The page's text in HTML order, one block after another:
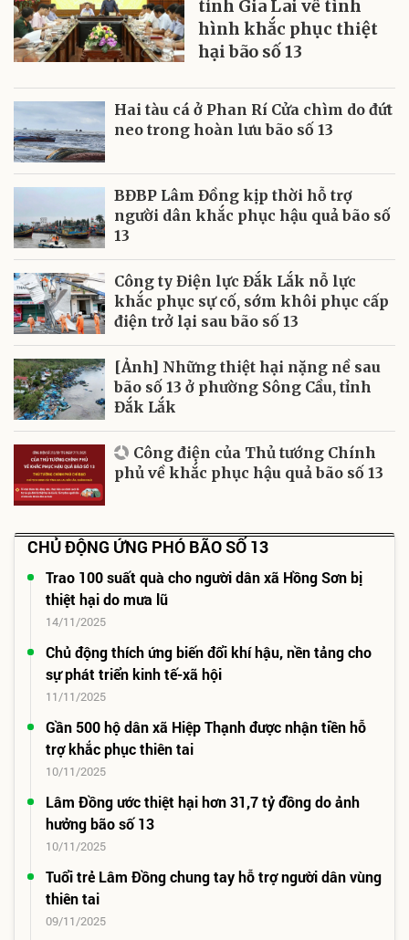
tỉnh Gia Lai về tình
hình khắc phục thiệt
hại bão số 13
Hai tàu cá ở Phan Rí Cửa chìm do đứt
neo trong hoàn lưu bão số 13
BĐBP Lâm Đồng kịp thời hỗ trợ
người dân khắc phục hậu quả bão số
13
Công ty Điện lực Đắk Lắk nỗ lực
khắc phục sự cố, sớm khôi phục cấp
điện trở lại sau bão số 13
[Ảnh] Những thiệt hại nặng nề sau
bão số 13 ở phường Sông Cầu, tỉnh
Đắk Lắk
Công điện của Thủ tướng Chính
phủ về khắc phục hậu quả bão số 13
CHỦ ĐỘNG ỨNG PHÓ BÃO SỐ 13
Trao 100 suất quà cho người dân xã Hồng Sơn bị
thiệt hại do mưa lũ
14/11/2025
Chủ động thích ứng biến đổi khí hậu, nền tảng cho
sự phát triển kinh tế-xã hội
11/11/2025
Gần 500 hộ dân xã Hiệp Thạnh được nhận tiền hỗ
trợ khắc phục thiên tai
10/11/2025
Lâm Đồng ước thiệt hại hơn 31,7 tỷ đồng do ảnh
hưởng bão số 13
10/11/2025
Tuổi trẻ Lâm Đồng chung tay hỗ trợ người dân vùng
thiên tai
09/11/2025